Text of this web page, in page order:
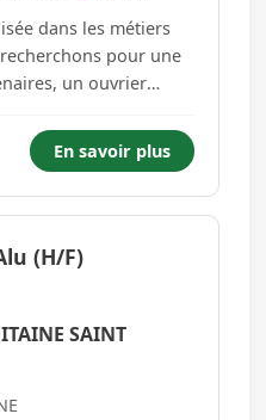
dans les métiers
pour une
un ouvrier
espaces verts sur
En savoir plus
(H/F)
SAINT